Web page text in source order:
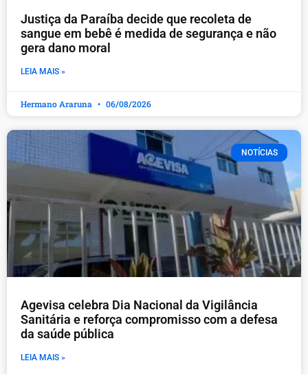
Justiça da Paraíba decide que recoleta de
sangue em bebê é medida de segurança e não
gera dano moral
LEIA MAIS »
Hermano Araruna 06/08/2026
NOTÍCIAS
Agevisa celebra Dia Nacional da Vigilância
Sanitária e reforça compromisso com a defesa
da saúde pública
LEIA MAIS »